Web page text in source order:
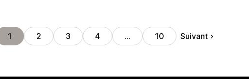
1 2 3 4 … 10 Suivant